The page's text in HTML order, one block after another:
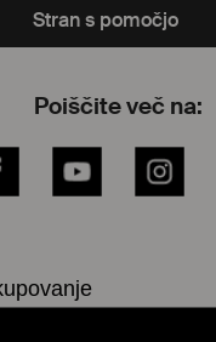
Stran s pomočjo
Poiščite več na:
YouTube Instagram